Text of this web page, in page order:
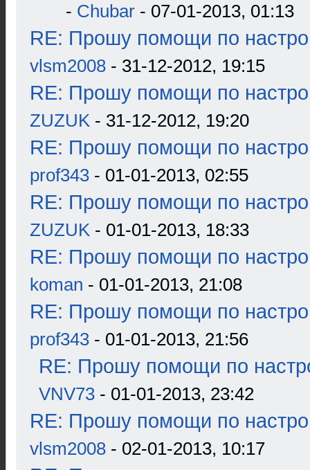
- Chubar - 07-01-2013, 01:13
RE: Прошу помощи по
vlsm2008 - 31-12-2012, 19:15
RE: Прошу помощи по
ZUZUK - 31-12-2012, 19:20
RE: Прошу помощи по
prof343 - 01-01-2013, 02:55
RE: Прошу помощи по
ZUZUK - 01-01-2013, 18:33
RE: Прошу помощи по
koman - 01-01-2013, 21:08
RE: Прошу помощи по
prof343 - 01-01-2013, 21:56
RE: Прошу помощи по
VNV73 - 01-01-2013, 23:42
RE: Прошу помощи по
vlsm2008 - 02-01-2013, 10:17